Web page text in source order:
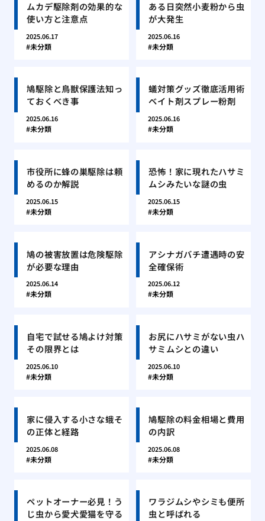
ムカデ駆除剤の効果的な
使い方と注意点
2025.06.17
未分類
ある日突然小麦粉から虫
が大発生
2025.06.16
未分類
鳩駆除と鳥獣保護法知っ
ておくべき事
2025.06.16
未分類
蟻対策グッズ徹底活用術
ベイト剤スプレー粉剤
2025.06.16
未分類
市役所に蜂の巣駆除は頼
めるのか解説
2025.06.15
未分類
恐怖！家に現れたハサミ
ムシみたいな謎の虫
2025.06.15
未分類
鳩の被害放置は危険駆除
が必要な理由
2025.06.14
未分類
アシナガバチ遭遇時の安
全確保術
2025.06.12
未分類
自宅で試せる鳩よけ対策
その限界とは
2025.06.10
未分類
お尻にハサミがない虫ハ
サミムシとの違い
2025.06.10
未分類
家に侵入する小さな蛾そ
の正体と経路
2025.06.08
未分類
鳩駆除の料金相場と費用
の内訳
2025.06.08
未分類
ペットオーナー必見！う
じ虫から愛犬愛猫を守る
ワラジムシやシミも便所
虫と呼ばれる